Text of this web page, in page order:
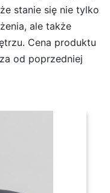
stanie się nie tylko
ale także
Cena produktu
od poprzedniej